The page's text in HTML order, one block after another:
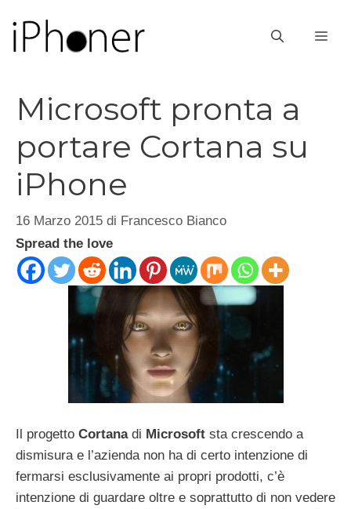
contenuto
Microsoft pronta a
portare Cortana su
iPhone
16 Marzo 2015 di Francesco Bianco
Spread the love
Il progetto Cortanadi Microsoft sta crescendo a
dismisura e l’azienda non ha di certo intenzione di
fermarsi esclusivamente ai propri prodotti, c’è
intenzione di guardare oltre e soprattutto di non vedere